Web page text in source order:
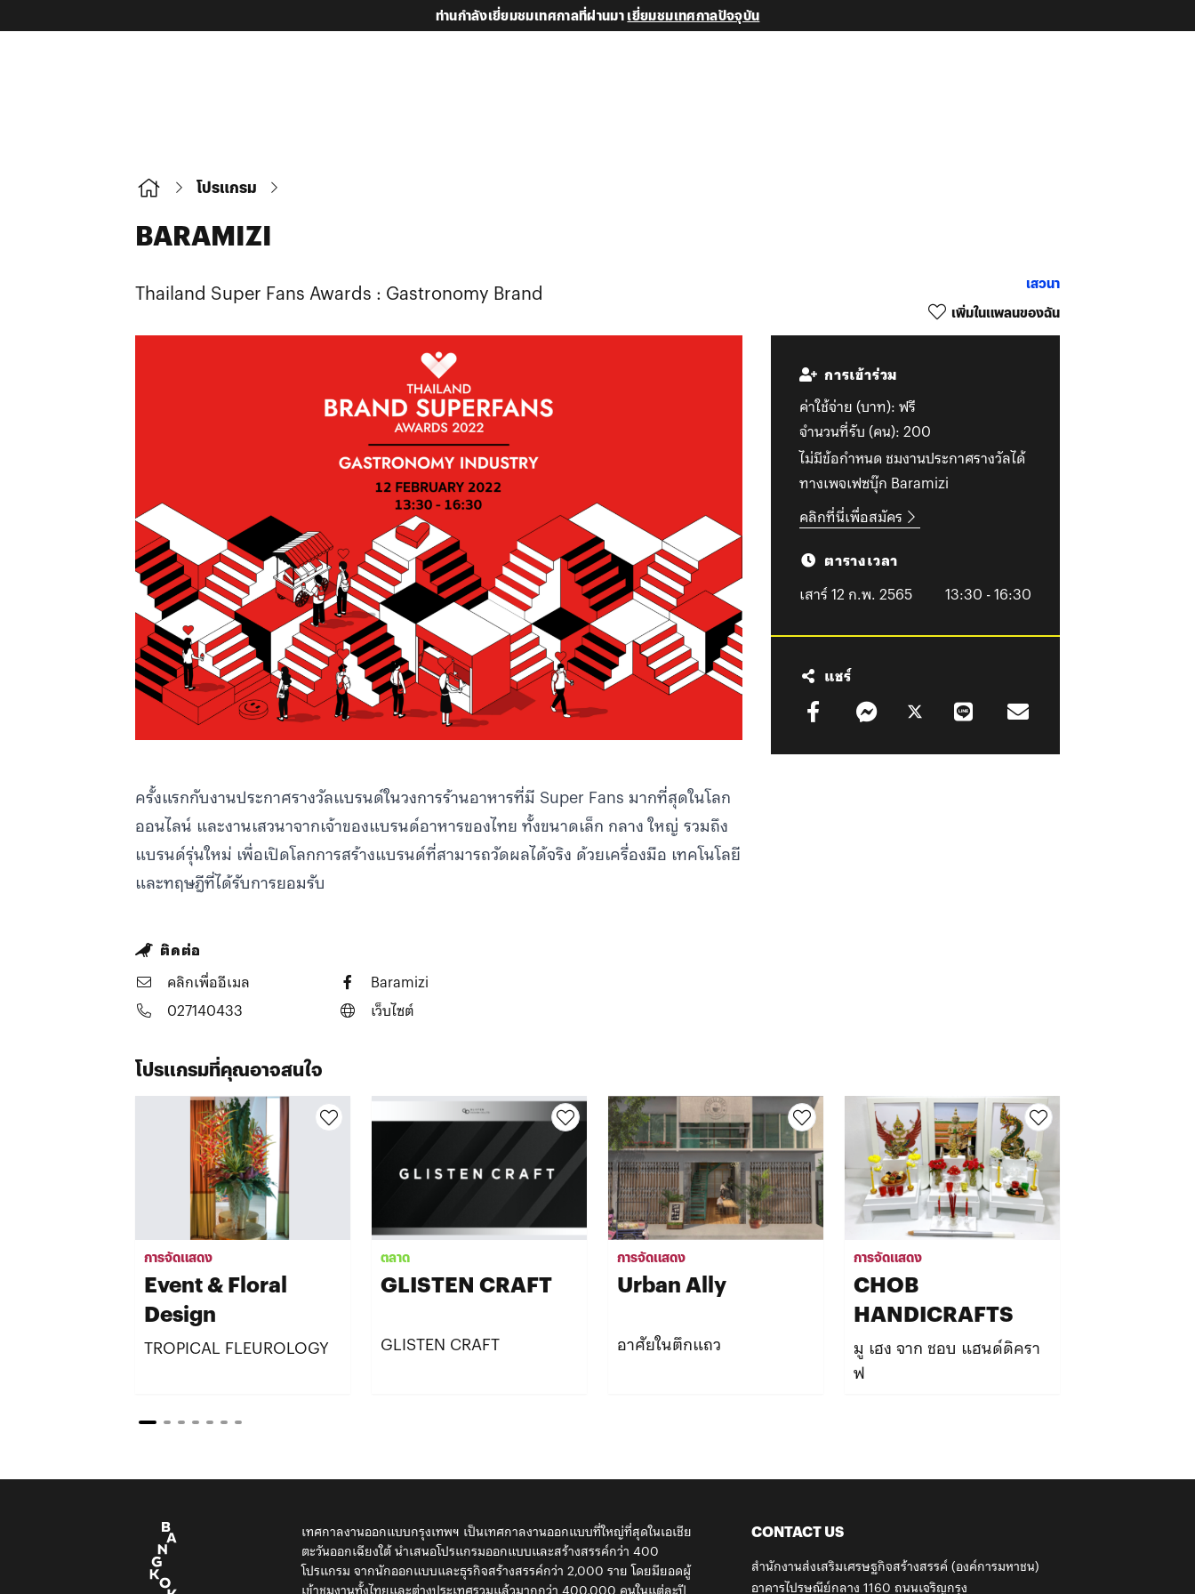
ท่านกำลังเยี่ยมชมเทศกาลที่ผ่านมา เยี่ยมชมเทศกาลปัจจุบัน
โปรแกรม
BARAMIZI
Thailand Super Fans Awards : Gastronomy Brand
เสวนา
เพิ่มในแพลนของฉัน
ครั้งแรกกับงานประกาศรางวัลแบรนด์ในวงการร้านอาหารที่มี Super Fans มากที่สุดในโลก
ออนไลน์ และงานเสวนาจากเจ้าของแบรนด์อาหารของไทย ทั้งขนาดเล็ก กลาง ใหญ่ รวมถึง
แบรนด์รุ่นใหม่ เพื่อเปิดโลกการสร้างแบรนด์ที่สามารถวัดผลได้จริง ด้วยเครื่องมือ เทคโนโลยี
และทฤษฎีที่ได้รับการยอมรับ
ติดต่อ
คลิกเพื่ออีเมล
Baramizi
027140433
เว็บไซต์
การเข้าร่วม
ค่าใช้จ่าย (บาท): ฟรี
จำนวนที่รับ (คน): 200
ไม่มีข้อกำหนด ชมงานประกาศรางวัลได้
คลิกที่นี่เพื่อสมัคร
ตารางเวลา
เสาร์ 12 ก.พ. 2565
13:30 - 16:30
แชร์
โปรแกรมที่คุณอาจสนใจ
การจัดแสดง
Event & Floral
Design
TROPICAL FLEUROLOGY
ตลาด
GLISTEN CRAFT
GLISTEN CRAFT
การจัดแสดง
Urban Ally
อาศัยในตึกแถว
การจัดแสดง
CHOB
HANDICRAFTS
มู เฮง จาก ชอบ แฮนด์ดิครา
ฟ
เทศกาลงานออกแบบกรุงเทพฯ เป็นเทศกาลงานออกแบบที่ใหญ่ที่สุดในเอเชีย
ตะวันออกเฉียงใต้ นำเสนอโปรแกรมออกแบบและสร้างสรรค์กว่า 400
โปรแกรม จากนักออกแบบและธุรกิจสร้างสรรค์กว่า 2,000 ราย โดยมียอดผู้
CONTACT US
สำนักงานส่งเสริมเศรษฐกิจสร้างสรรค์ (องค์การมหาชน)
อาคารไปรษณีย์กลาง 1160 ถนนเจริญกรุง